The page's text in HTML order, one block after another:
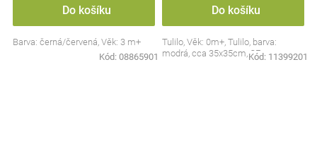
Do košíku
Barva: černá/červená, Věk: 3 m+
Kód: 08865901
Do košíku
Tulilo, Věk: 0m+, Tulilo, barva:
modrá, cca 35x35cm, CE
Kód: 11399201